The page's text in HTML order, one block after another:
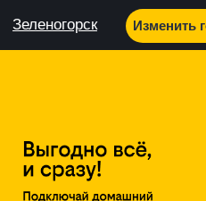
Зеленогорск Изменить город